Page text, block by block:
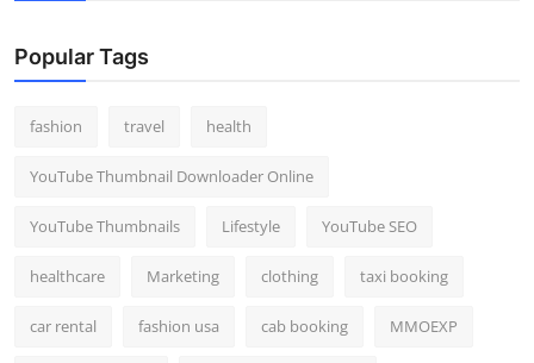
Popular Tags
fashion travel health
YouTube Thumbnail Downloader Online
YouTube Thumbnails Lifestyle YouTube SEO
healthcare Marketing clothing taxi booking
car rental fashion usa cab booking MMOEXP